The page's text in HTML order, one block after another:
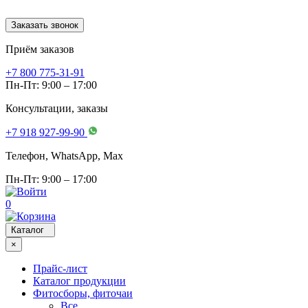
Заказать звонок
Приём заказов
+7 800 775-31-91
Пн-Пт: 9:00 – 17:00
Консультации, заказы
+7 918 927-99-90
Телефон, WhatsApp, Мах
Пн-Пт: 9:00 – 17:00
0
Каталог
×
Прайс-лист
Каталог продукции
Фитосборы, фиточаи
Все